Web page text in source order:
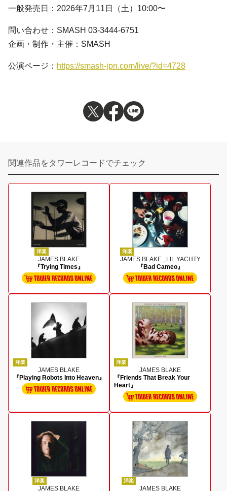
一般発売日：2026年7月11日（土）10:00〜
問い合わせ：SMASH 03-3444-6751
企画・制作・主催：SMASH
公演ページ： https://smash-jpn.com/live/?id=4728
関連作品をタワーレコードでチェック
洋楽
JAMES BLAKE
『Trying Times』
洋楽
JAMES BLAKE , LIL YACHTY
『Bad Cameo』
洋楽
JAMES BLAKE
『Playing Robots Into Heaven』
洋楽
JAMES BLAKE
『Friends That Break Your
Heart』
洋楽
JAMES BLAKE
洋楽
JAMES BLAKE